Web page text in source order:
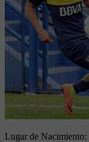
Lugar de Nacimiento: